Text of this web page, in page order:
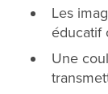
Les
éducatif
Une